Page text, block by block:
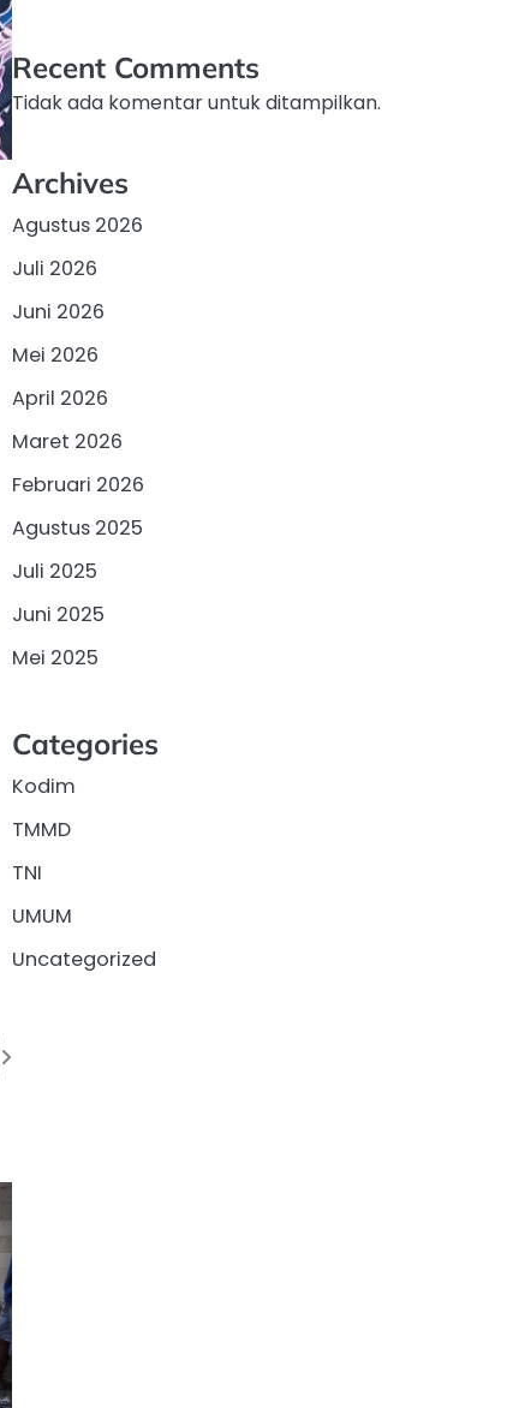
Recent Comments
Tidak ada komentar untuk ditampilkan.
Archives
Agustus 2026
Juli 2026
Juni 2026
Mei 2026
April 2026
Maret 2026
Februari 2026
Agustus 2025
Juli 2025
Juni 2025
Mei 2025
Categories
Kodim
TMMD
TNI
UMUM
Uncategorized